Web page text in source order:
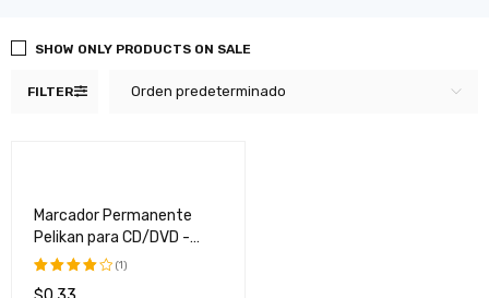
FILTER Orden predeterminado
SHOW ONLY PRODUCTS ON SALE
Marcador Permanente
Pelikan para CD/DVD -
Ideal para Etiquetado y
(1)